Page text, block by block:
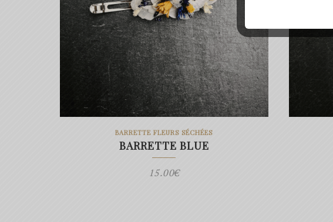
BARRETTE FLEURS SÉCHÉES
BARRETTE BLUE
15.00€